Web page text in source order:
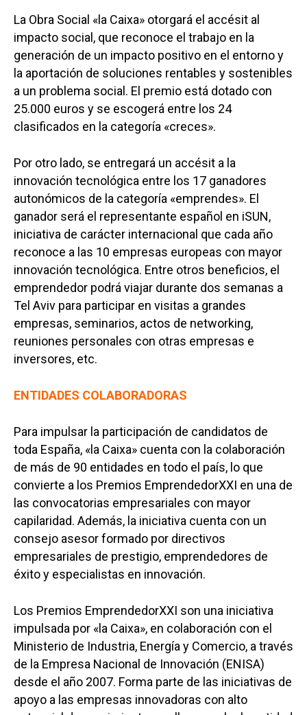
La Obra Social «la Caixa» otorgará el accésit al
impacto social, que reconoce el trabajo en la
generación de un impacto positivo en el entorno y
la aportación de soluciones rentables y sostenibles
a un problema social. El premio está dotado con
25.000 euros y se escogerá entre los 24
clasificados en la categoría «creces».
Por otro lado, se entregará un accésit a la
innovación tecnológica entre los 17 ganadores
autonómicos de la categoría «emprendes». El
ganador será el representante español en iSUN,
iniciativa de carácter internacional que cada año
reconoce a las 10 empresas europeas con mayor
innovación tecnológica. Entre otros beneficios, el
emprendedor podrá viajar durante dos semanas a
Tel Aviv para participar en visitas a grandes
empresas, seminarios, actos de networking,
reuniones personales con otras empresas e
inversores, etc.
ENTIDADES COLABORADORAS
Para impulsar la participación de candidatos de
toda España, «la Caixa» cuenta con la colaboración
de más de 90 entidades en todo el país, lo que
convierte a los Premios EmprendedorXXI en una de
las convocatorias empresariales con mayor
capilaridad. Además, la iniciativa cuenta con un
consejo asesor formado por directivos
empresariales de prestigio, emprendedores de
éxito y especialistas en innovación.
Los Premios EmprendedorXXI son una iniciativa
impulsada por «la Caixa», en colaboración con el
Ministerio de Industria, Energía y Comercio, a través
de la Empresa Nacional de Innovación (ENISA)
desde el año 2007. Forma parte de las iniciativas de
apoyo a las empresas innovadoras con alto